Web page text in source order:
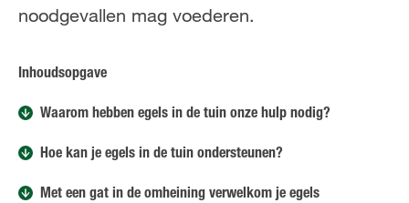
noodgevallen mag voederen.
Inhoudsopgave
Waarom hebben egels in de tuin onze hulp nodig?
Hoe kan je egels in de tuin ondersteunen?
Met een gat in de omheining verwelkom je egels